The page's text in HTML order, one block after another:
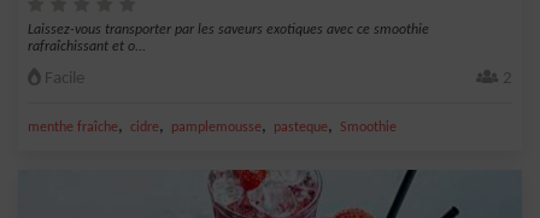
Laissez-vous transporter par les saveurs exotiques avec ce smoothie
rafraîchissant et o...
Facile 2
menthe fraîche, cidre, pamplemousse, pasteque, Smoothie